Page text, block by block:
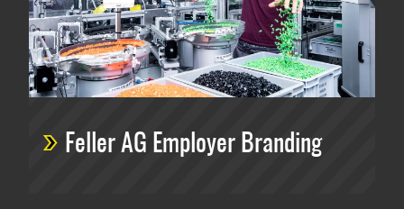
Feller AG Employer Branding